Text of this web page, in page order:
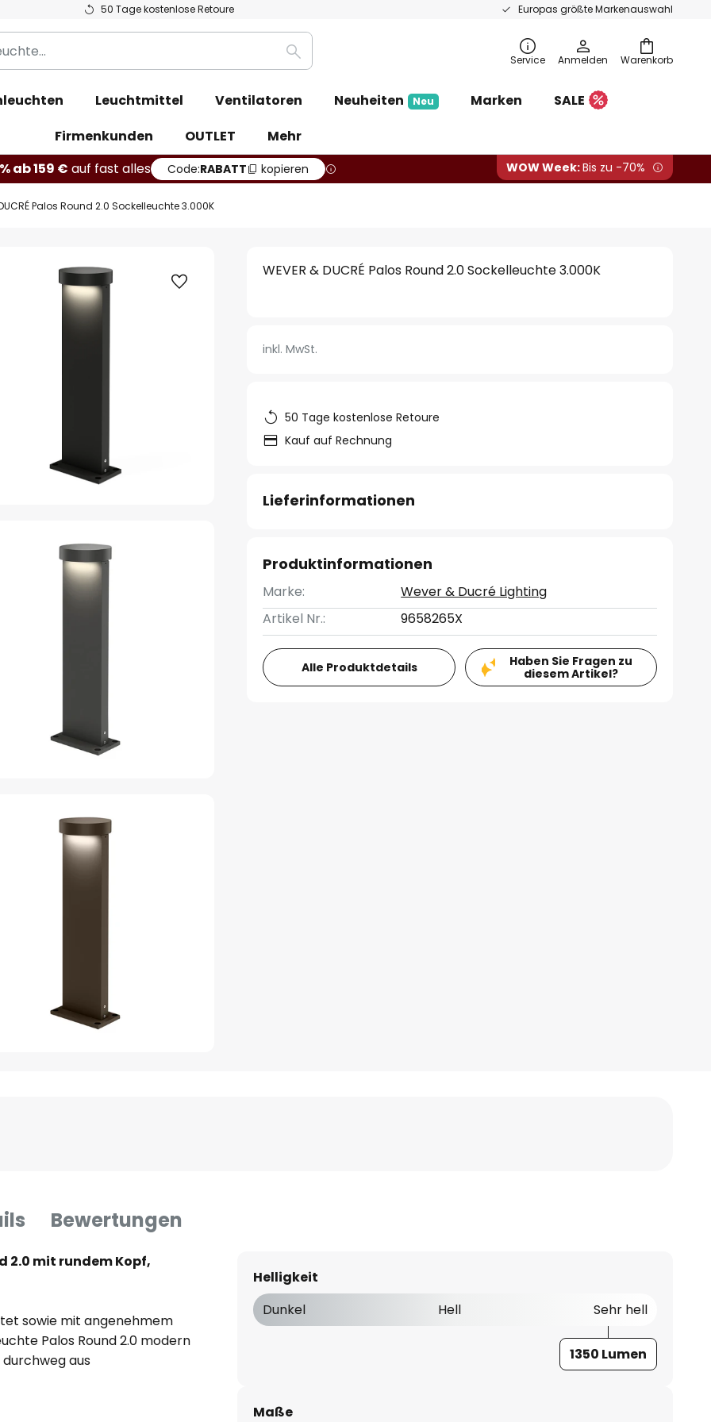
50 Tage kostenlose Retoure Europas größte Markenauswahl
Warenkorb
Suche Service Anmelden
Leuchtmittel Ventilatoren Neuheiten Neu Marken
SALE
Firmenkunden
OUTLET
Mehr
ab 159 € auf fast alles Code:RABATT kopieren WOW Week:Bis zu -70%
Palos Round 2.0 Sockelleuchte 3.000K
WEVER & DUCRÉ Palos Round 2.0 Sockelleuchte 3.000K
inkl. MwSt.
50 Tage kostenlose Retoure
Kauf auf Rechnung
Lieferinformationen
Produktinformationen
Marke:
Wever & Ducré Lighting
Artikel Nr.:
9658265X
Alle Produktdetails
Haben Sie Fragen zu
diesem Artikel?
Bewertungen
2.0 mit rundem Kopf,
sowie mit angenehmem
Palos Round 2.0 modern
aus
Helligkeit
Dunkel
Hell Sehr hell
1350 Lumen
Maße